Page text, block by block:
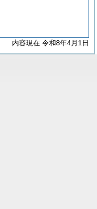
内容現在 令和8年4月1日